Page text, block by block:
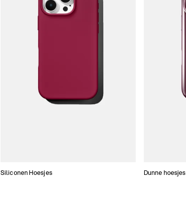
Siliconen Hoesjes Dunne hoesjes